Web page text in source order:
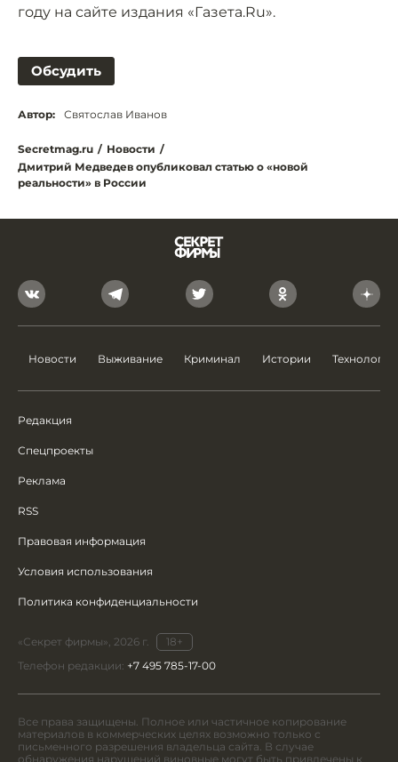
году на сайте издания «Газета.Ru».
Обсудить
Автор: Святослав Иванов
Secretmag.ru / Новости /
Дмитрий Медведев опубликовал статью о «новой
реальности» в России
Новости Выживание Криминал Истории Технологии
Редакция
Спецпроекты
Реклама
RSS
Правовая информация
Условия использования
Политика конфиденциальности
«Секрет фирмы», 2026 г.
18+
Телефон редакции: +7 495 785-17-00
Все права защищены. Полное или частичное копирование
материалов в коммерческих целях возможно только с
письменного разрешения владельца сайта. В случае
обнаружения нарушений виновные могут быть привлечены к